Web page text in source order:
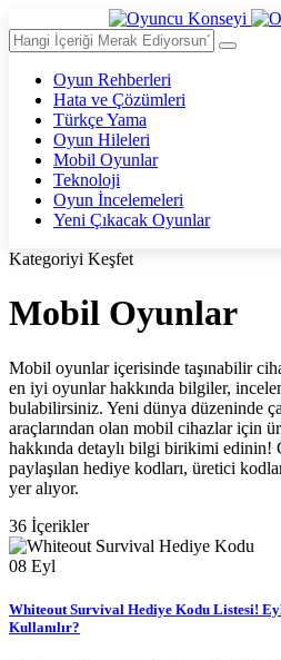
Oyun Rehberleri
Hata ve Çözümleri
Türkçe Yama
Oyun Hileleri
Mobil Oyunlar
Teknoloji
Oyun İncelemeleri
Yeni Çıkacak Oyunlar
Kategoriyi Keşfet
Mobil Oyunlar
Mobil oyunlar içerisinde taşınabilir
en iyi oyunlar hakkında bilgiler,
bulabilirsiniz. Yeni dünya düzeninde
araçlarından olan mobil cihazlar için
hakkında detaylı bilgi birikimi edinin!
paylaşılan hediye kodları, üretici
yer alıyor.
36 İçerikler
08 Eyl
Whiteout Survival Hediye Kodu Listesi!
Kullanılır?